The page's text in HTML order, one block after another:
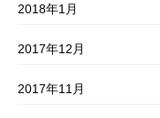
2018年1月
2017年12月
2017年11月